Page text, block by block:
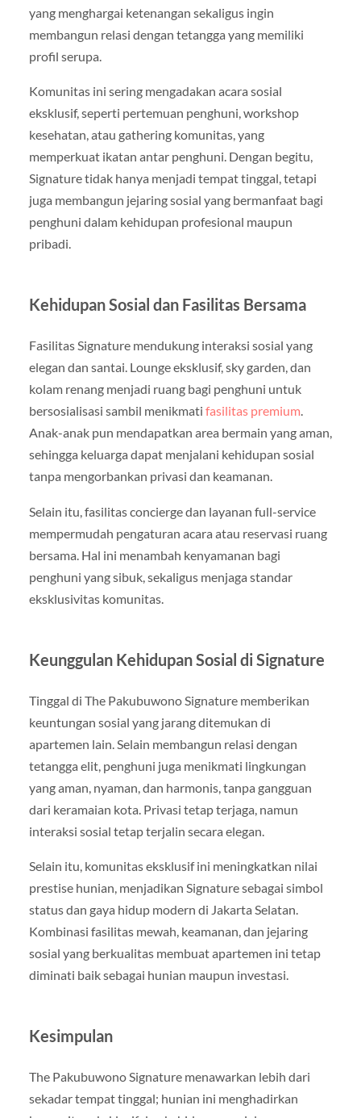
yang menghargai ketenangan sekaligus ingin
membangun relasi dengan tetangga yang memiliki
profil serupa.
Komunitas ini sering mengadakan acara sosial
eksklusif, seperti pertemuan penghuni, workshop
kesehatan, atau gathering komunitas, yang
memperkuat ikatan antar penghuni. Dengan begitu,
Signature tidak hanya menjadi tempat tinggal, tetapi
juga membangun jejaring sosial yang bermanfaat bagi
penghuni dalam kehidupan profesional maupun
pribadi.
Kehidupan Sosial dan Fasilitas Bersama
Fasilitas Signature mendukung interaksi sosial yang
elegan dan santai. Lounge eksklusif, sky garden, dan
kolam renang menjadi ruang bagi penghuni untuk
bersosialisasi sambil menikmati fasilitas premium.
Anak-anak pun mendapatkan area bermain yang aman,
sehingga keluarga dapat menjalani kehidupan sosial
tanpa mengorbankan privasi dan keamanan.
Selain itu, fasilitas concierge dan layanan full-service
mempermudah pengaturan acara atau reservasi ruang
bersama. Hal ini menambah kenyamanan bagi
penghuni yang sibuk, sekaligus menjaga standar
eksklusivitas komunitas.
Keunggulan Kehidupan Sosial di Signature
Tinggal di The Pakubuwono Signature memberikan
keuntungan sosial yang jarang ditemukan di
apartemen lain. Selain membangun relasi dengan
tetangga elit, penghuni juga menikmati lingkungan
yang aman, nyaman, dan harmonis, tanpa gangguan
dari keramaian kota. Privasi tetap terjaga, namun
interaksi sosial tetap terjalin secara elegan.
Selain itu, komunitas eksklusif ini meningkatkan nilai
prestise hunian, menjadikan Signature sebagai simbol
status dan gaya hidup modern di Jakarta Selatan.
Kombinasi fasilitas mewah, keamanan, dan jejaring
sosial yang berkualitas membuat apartemen ini tetap
diminati baik sebagai hunian maupun investasi.
Kesimpulan
The Pakubuwono Signature menawarkan lebih dari
sekadar tempat tinggal; hunian ini menghadirkan